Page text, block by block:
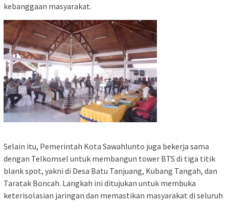
kebanggaan masyarakat.
Selain itu, Pemerintah Kota Sawahlunto juga bekerja sama
dengan Telkomsel untuk membangun tower BTS di tiga titik
blank spot, yakni di Desa Batu Tanjuang, Kubang Tangah, dan
Taratak Boncah. Langkah ini ditujukan untuk membuka
keterisolasian jaringan dan memastikan masyarakat di seluruh